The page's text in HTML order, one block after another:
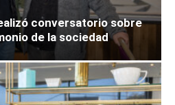
conversatorio sobre
de la sociedad